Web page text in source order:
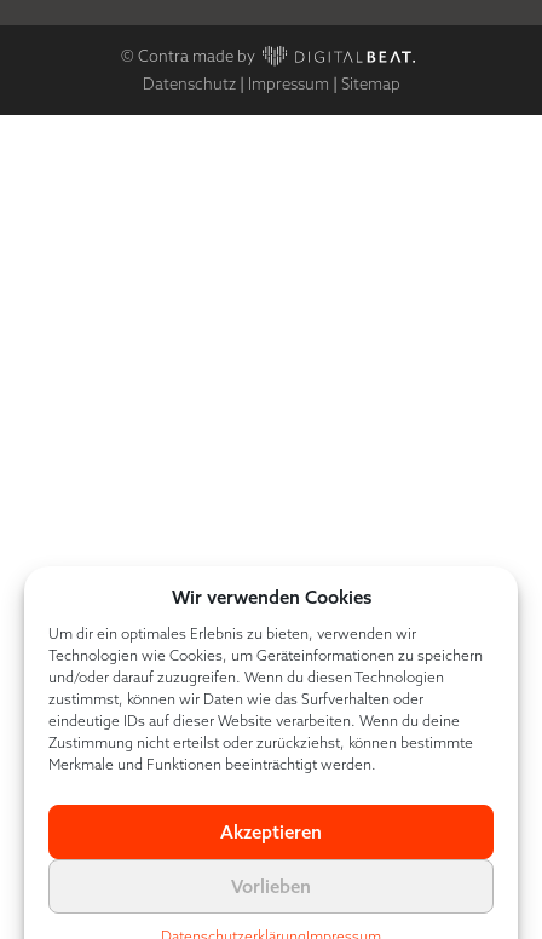
Wir verwenden Cookies
Um dir ein optimales Erlebnis zu bieten, verwenden wir
Technologien wie Cookies, um Geräteinformationen zu speichern
und/oder darauf zuzugreifen. Wenn du diesen Technologien
zustimmst, können wir Daten wie das Surfverhalten oder
eindeutige IDs auf dieser Website verarbeiten. Wenn du deine
Zustimmung nicht erteilst oder zurückziehst, können bestimmte
Merkmale und Funktionen beeinträchtigt werden.
Akzeptieren
Vorlieben
© Contra made by
Datenschutz| Impressum | Sitemap